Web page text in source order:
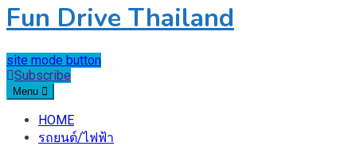
Fun Drive Thailand
site mode button
Subscribe
Menu
HOME
รถยนต์/ไฟฟ้า